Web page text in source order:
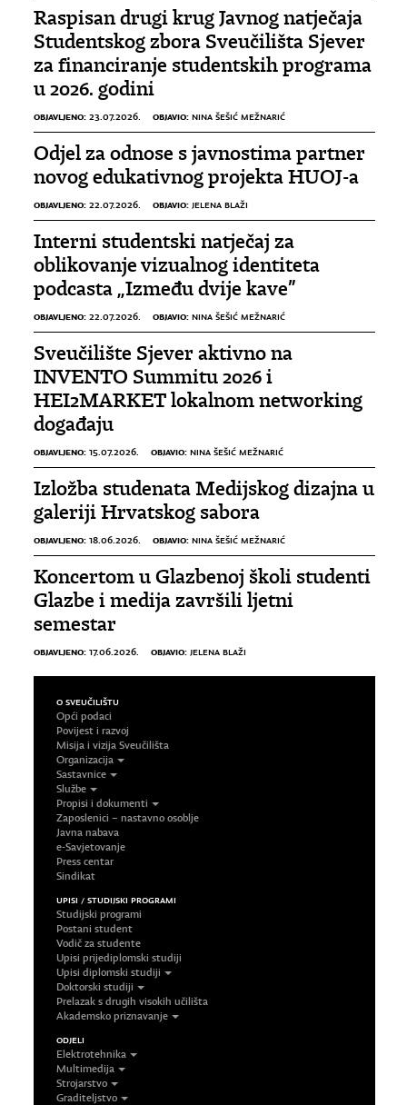
Raspisan drugi krug Javnog natječaja
Studentskog zbora Sveučilišta Sjever
za financiranje studentskih programa
u 2026. godini
OBJAVLJENO: 23.07.2026. OBJAVIO: NINA ŠEŠIĆ MEŽNARIĆ
Odjel za odnose s javnostima partner
novog edukativnog projekta HUOJ-a
OBJAVLJENO: 22.07.2026. OBJAVIO: JELENA BLAŽI
Interni studentski natječaj za
oblikovanje vizualnog identiteta
podcasta „Između dvije kave”
OBJAVLJENO: 22.07.2026. OBJAVIO: NINA ŠEŠIĆ MEŽNARIĆ
Sveučilište Sjever aktivno na
INVENTO Summitu 2026 i
HEI2MARKET lokalnom networking
događaju
OBJAVLJENO: 15.07.2026. OBJAVIO: NINA ŠEŠIĆ MEŽNARIĆ
Izložba studenata Medijskog dizajna u
galeriji Hrvatskog sabora
OBJAVLJENO: 18.06.2026. OBJAVIO: NINA ŠEŠIĆ MEŽNARIĆ
Koncertom u Glazbenoj školi studenti
Glazbe i medija završili ljetni
semestar
OBJAVLJENO: 17.06.2026. OBJAVIO: JELENA BLAŽI
O SVEUČILIŠTU
Opći podaci
Povijest i razvoj
Misija i vizija Sveučilišta
Organizacija
Sastavnice
Službe
Propisi i dokumenti
Zaposlenici – nastavno osoblje
Javna nabava
e-Savjetovanje
Press centar
Sindikat
UPISI / STUDIJSKI PROGRAMI
Studijski programi
Postani student
Vodič za studente
Upisi prijediplomski studiji
Upisi diplomski studiji
Doktorski studiji
Prelazak s drugih visokih učilišta
Akademsko priznavanje
ODJELI
Elektrotehnika
Multimedija
Strojarstvo
Graditeljstvo